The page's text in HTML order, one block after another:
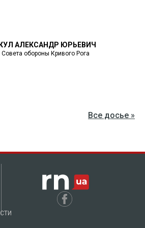
АЛЕКСАНДР ЮРЬЕВИЧ
Совета обороны Кривого Рога
Все досье »